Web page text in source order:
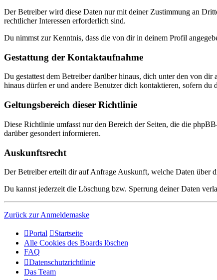
Der Betreiber wird diese Daten nur mit deiner Zustimmung an
rechtlicher Interessen erforderlich sind.
Du nimmst zur Kenntnis, dass die von dir in deinem Profil
Gestattung der Kontaktaufnahme
Du gestattest dem Betreiber darüber hinaus, dich unter den von
hinaus dürfen er und andere Benutzer dich kontaktieren, sofern du
Geltungsbereich dieser Richtlinie
Diese Richtlinie umfasst nur den Bereich der Seiten, die die
darüber gesondert informieren.
Auskunftsrecht
Der Betreiber erteilt dir auf Anfrage Auskunft, welche Daten über
Du kannst jederzeit die Löschung bzw. Sperrung deiner Daten
Zurück zur Anmeldemaske
Portal
Startseite
Alle Cookies des Boards löschen
FAQ
Datenschutzrichtlinie
Das Team